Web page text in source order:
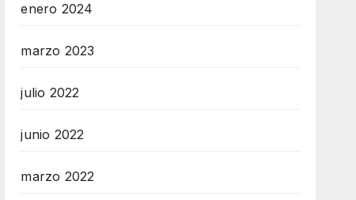
enero 2024
marzo 2023
julio 2022
junio 2022
marzo 2022